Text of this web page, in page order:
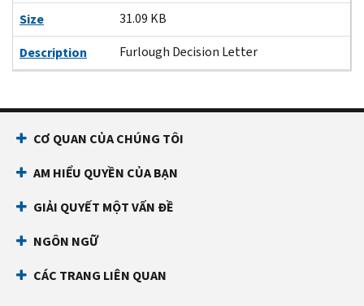
Size
31.09 KB
Description
Furlough Decision Letter
CƠ QUAN CỦA CHÚNG TÔI
AM HIỂU QUYỀN CỦA BẠN
GIẢI QUYẾT MỘT VẤN ĐỀ
NGÔN NGỮ
CÁC TRANG LIÊN QUAN